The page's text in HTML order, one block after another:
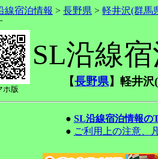
線宿泊情報 > 長野県 > 軽井沢(群馬
ホ版
SL沿線
【長野県】軽井
● SL沿線宿泊情報の
● ご利用上の注意、